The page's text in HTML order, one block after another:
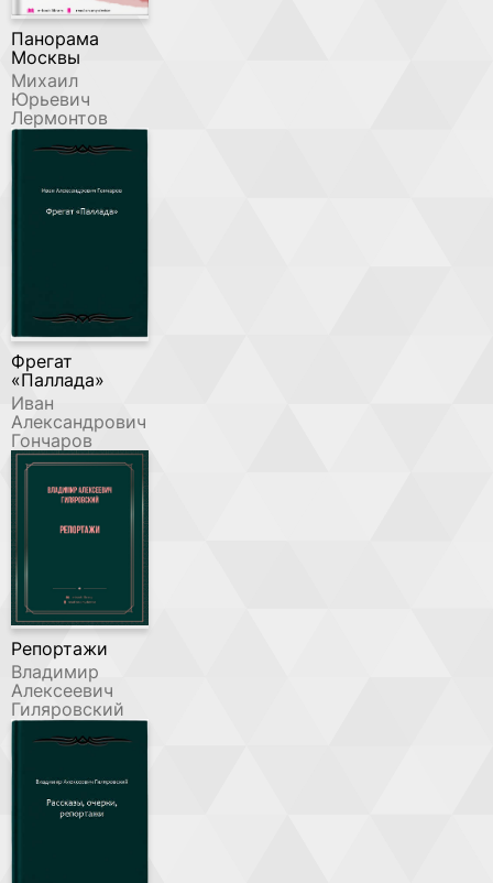
Панорама
Москвы
Михаил
Юрьевич
Лермонтов
Фрегат
«Паллада»
Иван
Александрович
Гончаров
Репортажи
Владимир
Алексеевич
Гиляровский